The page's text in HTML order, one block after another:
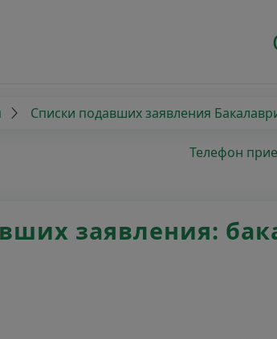
Списки подавших заявления
Телефон
заявления: